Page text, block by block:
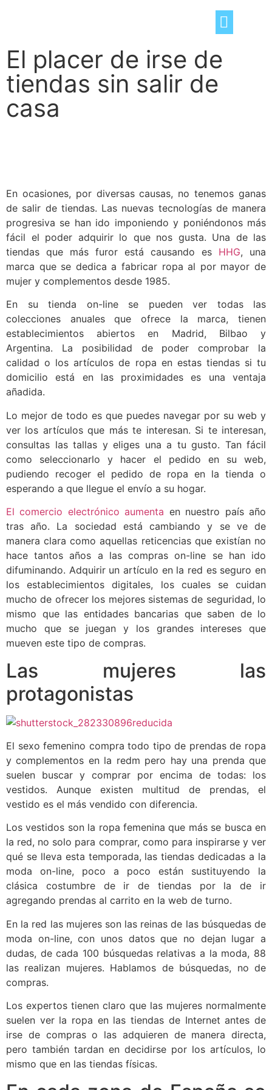
El placer de irse de
tiendas sin salir de
casa
En ocasiones, por diversas causas, no tenemos ganas
de salir de tiendas. Las nuevas tecnologías de manera
progresiva se han ido imponiendo y poniéndonos más
fácil el poder adquirir lo que nos gusta. Una de las
tiendas que más furor está causando es HHG, una
marca que se dedica a fabricar ropa al por mayor de
mujer y complementos desde 1985.
En su tienda on-line se pueden ver todas las
colecciones anuales que ofrece la marca, tienen
establecimientos abiertos en Madrid, Bilbao y
Argentina. La posibilidad de poder comprobar la
calidad o los artículos de ropa en estas tiendas si tu
domicilio está en las proximidades es una ventaja
añadida.
Lo mejor de todo es que puedes navegar por su web y
ver los artículos que más te interesan. Si te interesan,
consultas las tallas y eliges una a tu gusto. Tan fácil
como seleccionarlo y hacer el pedido en su web,
pudiendo recoger el pedido de ropa en la tienda o
esperando a que llegue el envío a su hogar.
El comercio electrónico aumenta en nuestro país año
tras año. La sociedad está cambiando y se ve de
manera clara como aquellas reticencias que existían no
hace tantos años a las compras on-line se han ido
difuminando. Adquirir un artículo en la red es seguro en
los establecimientos digitales, los cuales se cuidan
mucho de ofrecer los mejores sistemas de seguridad, lo
mismo que las entidades bancarias que saben de lo
mucho que se juegan y los grandes intereses que
mueven este tipo de compras.
Las mujeres las
protagonistas
El sexo femenino compra todo tipo de prendas de ropa
y complementos en la redm pero hay una prenda que
suelen buscar y comprar por encima de todas: los
vestidos. Aunque existen multitud de prendas, el
vestido es el más vendido con diferencia.
Los vestidos son la ropa femenina que más se busca en
la red, no solo para comprar, como para inspirarse y ver
qué se lleva esta temporada, las tiendas dedicadas a la
moda on-line, poco a poco están sustituyendo la
clásica costumbre de ir de tiendas por la de ir
agregando prendas al carrito en la web de turno.
En la red las mujeres son las reinas de las búsquedas de
moda on-line, con unos datos que no dejan lugar a
dudas, de cada 100 búsquedas relativas a la moda, 88
las realizan mujeres. Hablamos de búsquedas, no de
compras.
Los expertos tienen claro que las mujeres normalmente
suelen ver la ropa en las tiendas de Internet antes de
irse de compras o las adquieren de manera directa,
pero también tardan en decidirse por los artículos, lo
mismo que en las tiendas físicas.